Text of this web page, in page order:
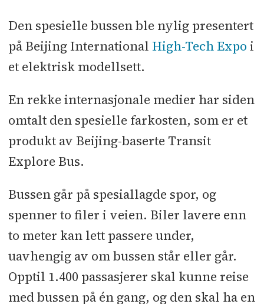
Den spesielle bussen ble nylig presentert
på Beijing International High-Tech Expo i
et elektrisk modellsett.
En rekke internasjonale medier har siden
omtalt den spesielle farkosten, som er et
produkt av Beijing-baserte Transit
Explore Bus.
Bussen går på spesiallagde spor, og
spenner to filer i veien. Biler lavere enn
to meter kan lett passere under,
uavhengig av om bussen står eller går.
Opptil 1.400 passasjerer skal kunne reise
med bussen på én gang, og den skal ha en